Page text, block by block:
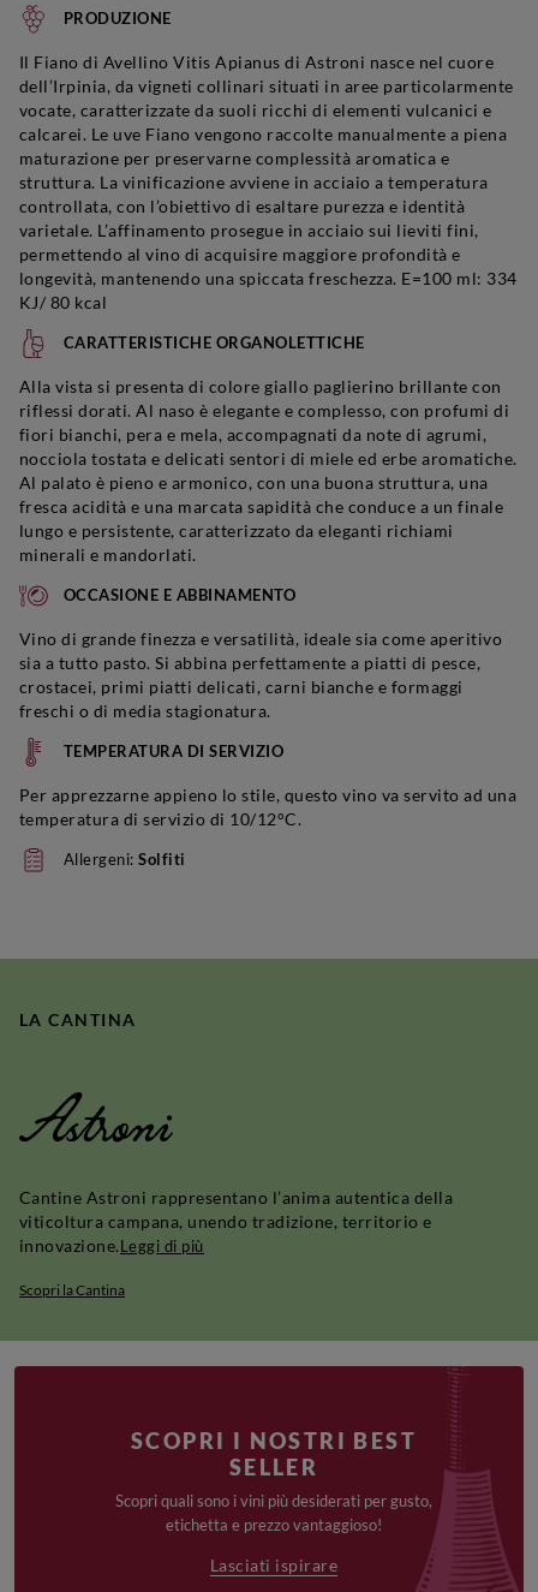
PRODUZIONE
Il Fiano di Avellino Vitis Apianus di Astroni nasce nel cuore
dell’Irpinia, da vigneti collinari situati in aree particolarmente
vocate, caratterizzate da suoli ricchi di elementi vulcanici e
calcarei. Le uve Fiano vengono raccolte manualmente a piena
maturazione per preservarne complessità aromatica e
struttura. La vinificazione avviene in acciaio a temperatura
controllata, con l’obiettivo di esaltare purezza e identità
varietale. L’affinamento prosegue in acciaio sui lieviti fini,
permettendo al vino di acquisire maggiore profondità e
longevità, mantenendo una spiccata freschezza. E=100 ml: 334
KJ/ 80 kcal
CARATTERISTICHE ORGANOLETTICHE
Alla vista si presenta di colore giallo paglierino brillante con
riflessi dorati. Al naso è elegante e complesso, con profumi di
fiori bianchi, pera e mela, accompagnati da note di agrumi,
nocciola tostata e delicati sentori di miele ed erbe aromatiche.
Al palato è pieno e armonico, con una buona struttura, una
fresca acidità e una marcata sapidità che conduce a un finale
lungo e persistente, caratterizzato da eleganti richiami
minerali e mandorlati.
OCCASIONE E ABBINAMENTO
Vino di grande finezza e versatilità, ideale sia come aperitivo
sia a tutto pasto. Si abbina perfettamente a piatti di pesce,
crostacei, primi piatti delicati, carni bianche e formaggi
freschi o di media stagionatura.
TEMPERATURA DI SERVIZIO
Per apprezzarne appieno lo stile, questo vino va servito ad una
temperatura di servizio di 10/12°C.
Allergeni:Solfiti
LA CANTINA
Astroni
Cantine Astroni rappresentano l’anima autentica della
viticoltura campana, unendo tradizione, territorio e
innovazione.Leggi di più
Scopri la Cantina
SCOPRI I NOSTRI BEST
SELLER
Scopri quali sono i vini più desiderati per gusto,
etichetta e prezzo vantaggioso!
Lasciati ispirare